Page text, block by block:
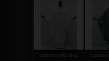
casula velo lana
casula